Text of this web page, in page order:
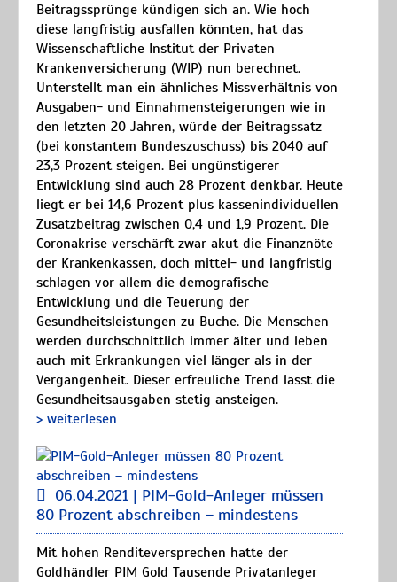
Beitragssprünge kündigen sich an. Wie hoch
diese langfristig ausfallen könnten, hat das
Wissenschaftliche Institut der Privaten
Krankenversicherung (WIP) nun berechnet.
Unterstellt man ein ähnliches Missverhältnis von
Ausgaben- und Einnahmensteigerungen wie in
den letzten 20 Jahren, würde der Beitragssatz
(bei konstantem Bundeszuschuss) bis 2040 auf
23,3 Prozent steigen. Bei ungünstigerer
Entwicklung sind auch 28 Prozent denkbar. Heute
liegt er bei 14,6 Prozent plus kassenindividuellen
Zusatzbeitrag zwischen 0,4 und 1,9 Prozent. Die
Coronakrise verschärft zwar akut die Finanznöte
der Krankenkassen, doch mittel- und langfristig
schlagen vor allem die demografische
Entwicklung und die Teuerung der
Gesundheitsleistungen zu Buche. Die Menschen
werden durchschnittlich immer älter und leben
auch mit Erkrankungen viel länger als in der
Vergangenheit. Dieser erfreuliche Trend lässt die
Gesundheitsausgaben stetig ansteigen.
> weiterlesen
06.04.2021 | PIM-Gold-Anleger müssen
80 Prozent abschreiben – mindestens
Mit hohen Renditeversprechen hatte der
Goldhändler PIM Gold Tausende Privatanleger